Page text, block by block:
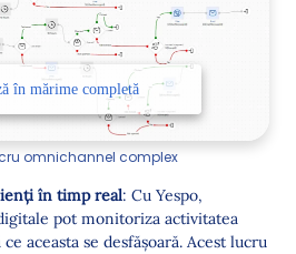
omnichannel complex
în timp real: Cu Yespo,
pot monitoriza activitatea
aceasta se desfășoară. Acest lucru